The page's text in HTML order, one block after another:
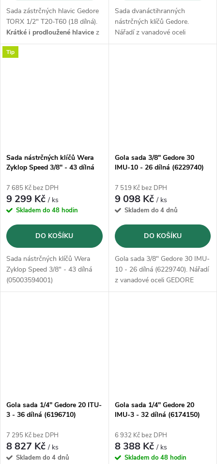
Sada zástrčných hlavic Gedore
TORX 1/2" T20-T60 (18 dílná).
Krátké i prodloužené hlavice z
vanadové oceli GEDORE
31CrV3
Sada dvanáctihranných
nástrčných klíčů Gedore.
Nářadí z vanadové oceli
GEDORE 31CrV3, kované,
Tip
Sada nástrčných klíčů Wera
Zyklop Speed 3/8" - 43 dílná
7 685 Kč bez DPH
9 299 Kč/ ks
Skladem do 48 hodin
DO KOŠÍKU
Sada nástrčných klíčů Wera
Zyklop Speed 3/8" - 43 dílná
(05003594001)
Gola sada 3/8" Gedore 30
IMU-10 - 26 dílná (6229740)
7 519 Kč bez DPH
9 098 Kč/ ks
Skladem do 4 dnů
DO KOŠÍKU
Gola sada 3/8" Gedore 30 IMU-
10 - 26 dílná (6229740). Nářadí
z vanadové oceli GEDORE
31CrV3, kované, broušené a
Gola sada 1/4" Gedore 20 ITU-
3 - 36 dílná (6196710)
7 295 Kč bez DPH
8 827 Kč/ ks
Skladem do 4 dnů
Gola sada 1/4" Gedore 20
IMU-3 - 32 dílná (6174150)
6 932 Kč bez DPH
8 388 Kč/ ks
Skladem do 48 hodin